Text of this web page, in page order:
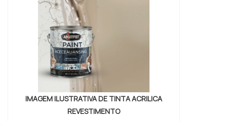
IMAGEM ILUSTRATIVA DE TINTA ACRILICA
REVESTIMENTO